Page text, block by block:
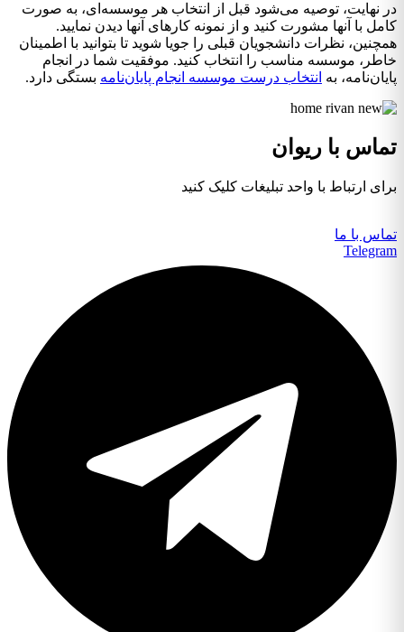
در نهایت، توصیه می‌شود قبل از انتخاب هر موسسه‌ای، به صورت
کامل با آنها مشورت کنید و از نمونه کارهای آنها دیدن نمایید.
همچنین، نظرات دانشجویان قبلی را جویا شوید تا بتوانید با اطمینان
خاطر، موسسه مناسب را انتخاب کنید. موفقیت شما در انجام
پایان‌نامه، به انتخاب درست موسسه انجام پایان‌نامه بستگی دارد.
تماس با ریوان
برای ارتباط با واحد تبلیغات کلیک کنید
تماس با ما
Telegram